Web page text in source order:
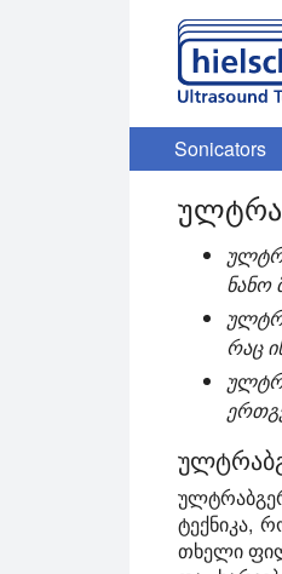
Sonicators
ნანო
რაც
ტექნიკა,
თხელი